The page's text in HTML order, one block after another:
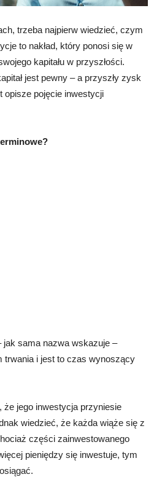
trzeba najpierw wiedzieć, czym
to nakład, który ponosi się w
kapitału w przyszłości.
jest pewny – a przyszły zysk
opisze pojęcie inwestycji
jak sama nazwa wskazuje –
trwania i jest to czas wynoszący
jego inwestycja przyniesie
wiedzieć, że każda wiąże się z
części zainwestowanego
pieniędzy się inwestuje, tym